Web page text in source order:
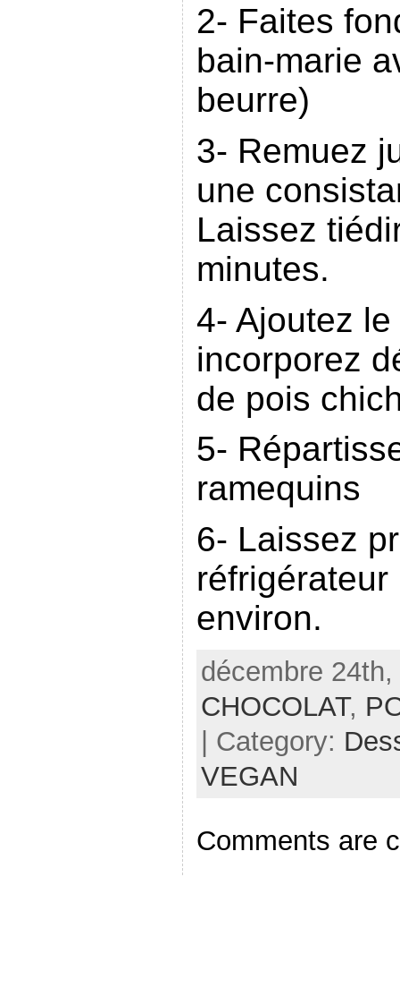
2- Faites
bain-marie
beurre)
3- Remuez
une
Laissez
minutes.
4- Ajoutez
incorporez
de pois
5-
ramequins
6- Laissez
environ.
décembre
CHOCOLAT,
| Category:
VEGAN
Comments are